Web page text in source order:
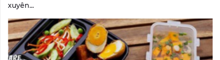
xuyên...